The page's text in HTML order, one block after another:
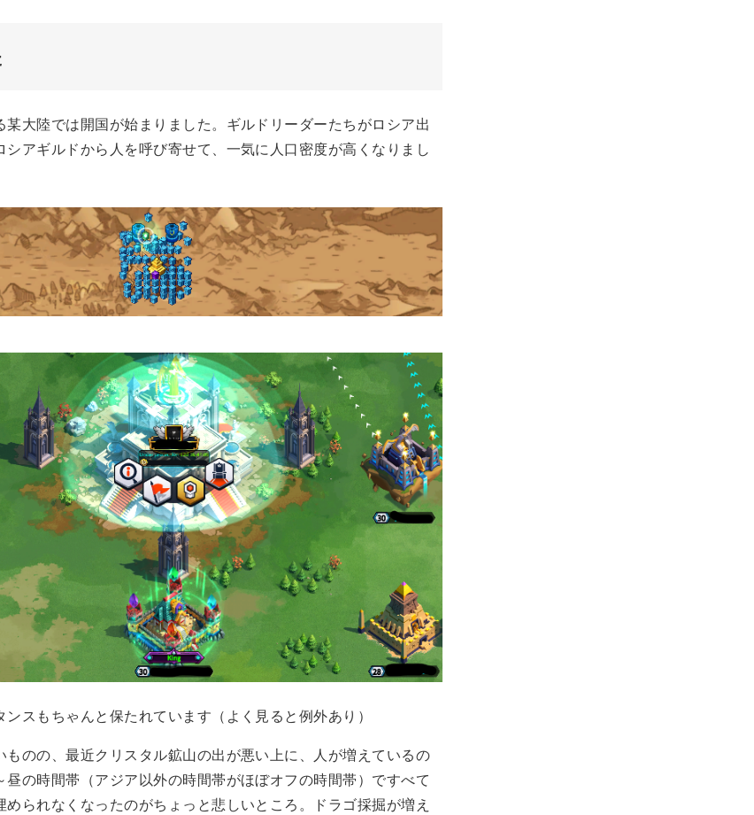
某大陸では開国が始まりました。ギルドリーダーたちがロシア出
シアギルドから人を呼び寄せて、一気に人口密度が高くなりまし
スもちゃんと保たれています（よく見ると例外あり）
ものの、最近クリスタル鉱山の出が悪い上に、人が増えているの
昼の時間帯（アジア以外の時間帯がほぼオフの時間帯）ですべて
められなくなったのがちょっと悲しいところ。ドラゴ採掘が増え